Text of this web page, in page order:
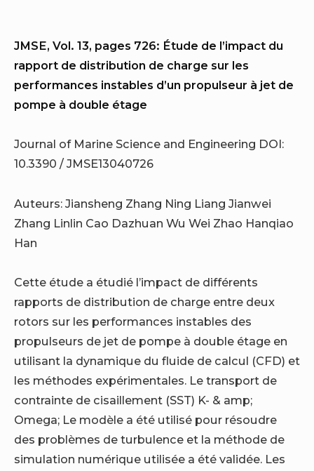
JMSE, Vol. 13, pages 726: Étude de l’impact du
rapport de distribution de charge sur les
performances instables d’un propulseur à jet de
pompe à double étage
Journal of Marine Science and Engineering DOI:
10.3390 / JMSE13040726
Auteurs: Jiansheng Zhang Ning Liang Jianwei
Zhang Linlin Cao Dazhuan Wu Wei Zhao Hanqiao
Han
Cette étude a étudié l’impact de différents
rapports de distribution de charge entre deux
rotors sur les performances instables des
propulseurs de jet de pompe à double étage en
utilisant la dynamique du fluide de calcul (CFD) et
les méthodes expérimentales. Le transport de
contrainte de cisaillement (SST) K- & amp;
Omega; Le modèle a été utilisé pour résoudre
des problèmes de turbulence et la méthode de
simulation numérique utilisée a été validée. Les